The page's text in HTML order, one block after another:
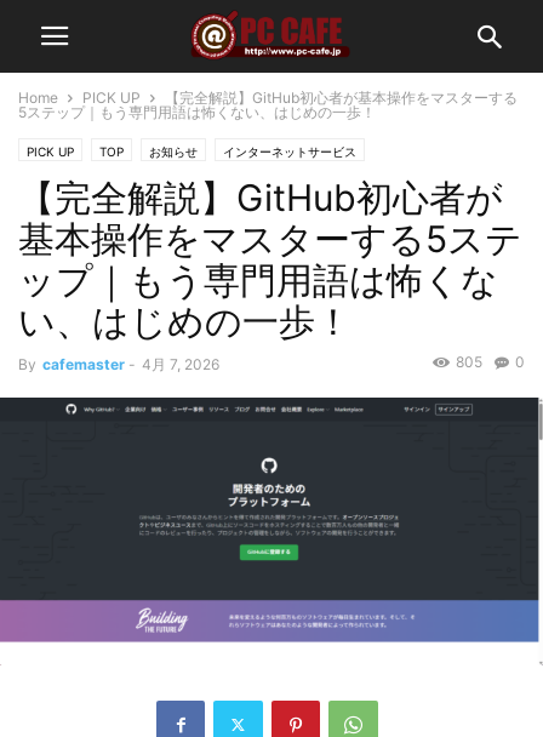
Home PICK UP
【完全解説】GitHub初心者が基本操作をマスターする
5ステップ｜もう専門用語は怖くない、はじめの一歩！
PICK UP TOP お知らせ インターネットサービス
【完全解説】GitHub初心者が
基本操作をマスターする5ステ
ップ｜もう専門用語は怖くな
い、はじめの一歩！
By cafemaster - 4月 7, 2026 0
805